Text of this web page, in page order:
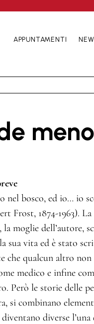
APPUNTAMENTI
nel bosco, ed io… io
Frost, 1874-1963).
moglie dell’autore,
sua vita ed è stato
che qualcun altro
medico e infine
Però le storie delle
si combinano
diverse l’una